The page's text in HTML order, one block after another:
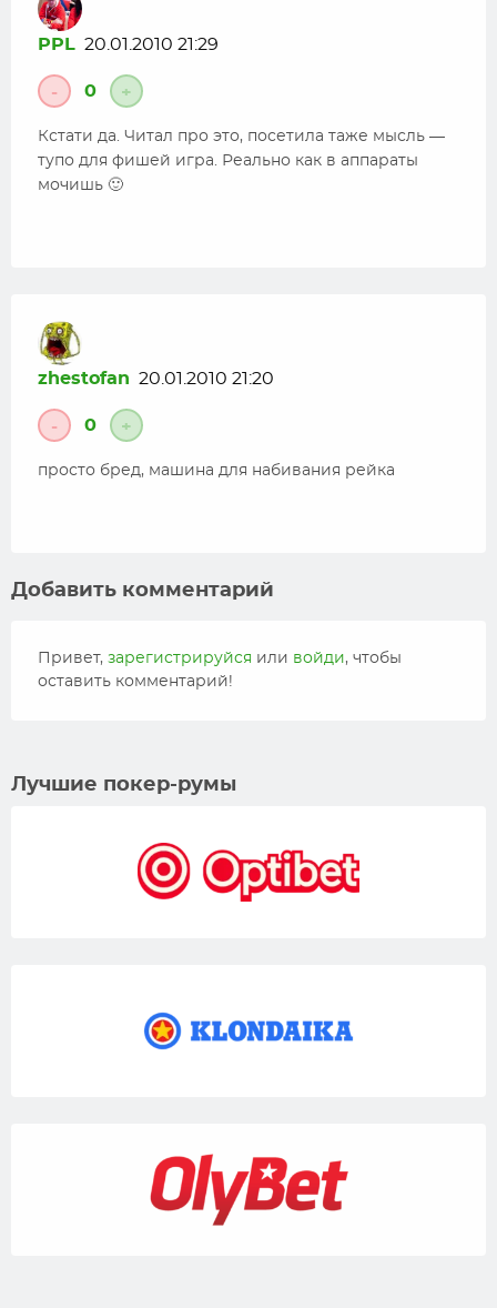
PPL 20.01.2010 21:29
- 0 +
Кстати да. Читал про это, посетила таже мысль —
тупо для фишей игра. Реально как в аппараты
мочишь 🙂
zhestofan 20.01.2010 21:20
- 0 +
просто бред, машина для набивания рейка
Добавить комментарий
Привет, зарегистрируйся или войди, чтобы
оставить комментарий!
Лучшие покер-румы